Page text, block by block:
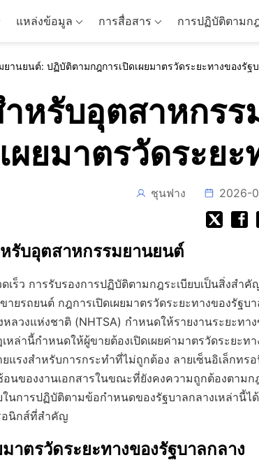
แหล่งข้อมูล การสื่อสาร การปฏิบัติตามก
านยนต์: ปฏิบัติตามกฎการเปิดเผยมาตรวัดระยะทางของรัฐ
หรับอุตสาหกร
ผยมาตรวัดระย
ชุนฟาง 2026-
รับอุตสาหกรรมยานยนต์
ร็ว การรับรองการปฏิบัติตามกฎระเบียบเป็นสิ่งสำคั
ยรถยนต์ กฎการเปิดเผยมาตรวัดระยะทางของรัฐบ
ลวงแห่งชาติ (NHTSA) กำหนดให้รายงานระยะทา
ล่านี้กำหนดให้ผู้ขายต้องเปิดเผยค่ามาตรวัดระยะท
รงสำหรับการกระทำที่ไม่ถูกต้อง ลายเซ็นอิเล็กทร
นของงานเอกสารในขณะที่ยังคงความถูกต้องตาม
การปฏิบัติตามข้อกำหนดของรัฐบาลกลางเหล่านี้ได้
อนิกส์ที่สำคัญ
าตรวัดระยะทางของรัฐบาลกลาง